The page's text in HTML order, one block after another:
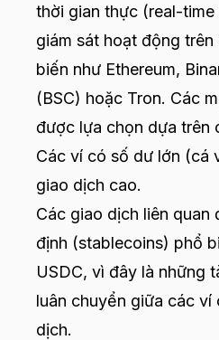
thời gian thực (real-
giám sát hoạt động
biến như Ethereum,
(BSC) hoặc Tron. Các
được lựa chọn dựa trên
Các ví có số dư lớn (cá
giao dịch cao.
Các giao dịch liên quan
định (stablecoins) phổ
USDC, vì đây là những
luân chuyển giữa các ví
dịch.